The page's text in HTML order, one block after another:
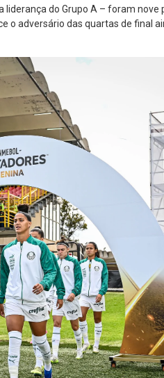
do Grupo A – foram nove
o adversário das quartas de final